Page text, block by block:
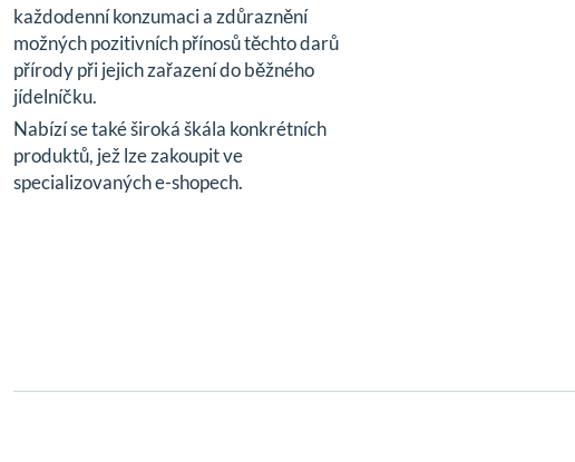
každodenní konzumaci a zdůraznění
možných pozitivních přínosů těchto darů
přírody při jejich zařazení do běžného
jídelníčku.
Nabízí se také široká škála konkrétních
produktů, jež lze zakoupit ve
specializovaných e-shopech.